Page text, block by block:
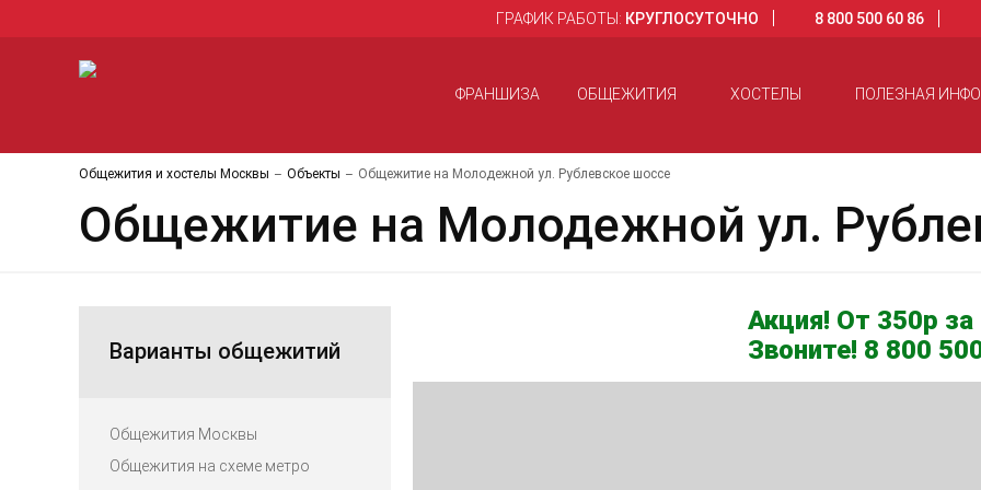
ГРАФИК РАБОТЫ: КРУГЛОСУТОЧНО 8 800 500 60 86
ФРАНШИЗА ОБЩЕЖИТИЯ ХОСТЕЛЫ ПОЛЕЗНАЯ
Общежития и хостелы Москвы Объекты Общежитие на Молодежной ул. Рублевское шоссе
Общежитие на Молодежной ул.
Варианты общежитий
Общежития Москвы
Общежития на схеме метро
Акция! От 350р за
Звоните! 8 800